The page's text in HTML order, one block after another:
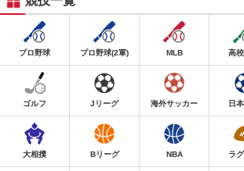
プロ野球 プロ野球(2軍) MLB 高
ゴルフ Jリーグ 海外サッカー 日
大相撲 Bリーグ NBA ラ